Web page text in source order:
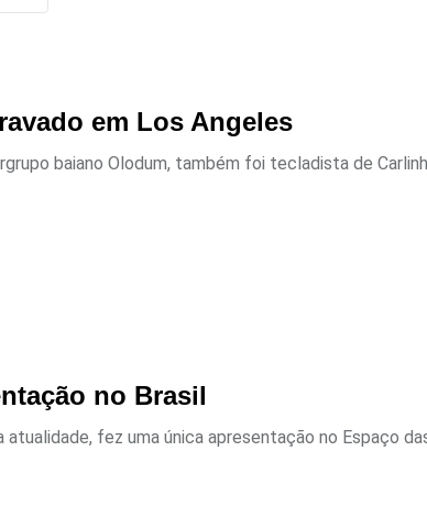
em Los Angeles
baiano Olodum, também foi tecladista de
no Brasil
fez uma única apresentação no Espaço